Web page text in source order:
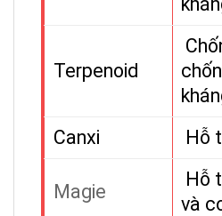
Terpenoid
Canxi
Hỗ
Magie
Hỗ
và